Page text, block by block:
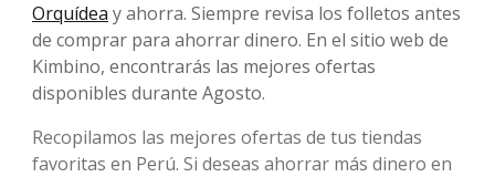
Orquídea y ahorra. Siempre revisa los folletos antes
de comprar para ahorrar dinero. En el sitio web de
Kimbino, encontrarás las mejores ofertas
disponibles durante Agosto.
Recopilamos las mejores ofertas de tus tiendas
favoritas en Perú. Si deseas ahorrar más dinero en